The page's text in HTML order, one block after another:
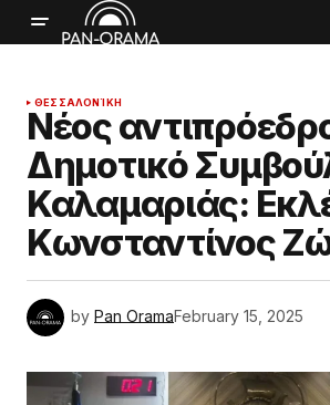
ΘΕΣΣΑΛΟΝΊΚΗ
Νέος
Δημοτικό
Καλαμαριάς:
Κωνσταντίνος
by Pan OramaFebruary 15, 2025